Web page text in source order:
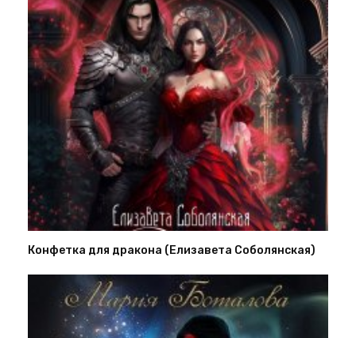
Конфетка для дракона (Елизавета Соболянская)